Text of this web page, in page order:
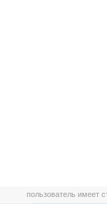
пользователь имеет